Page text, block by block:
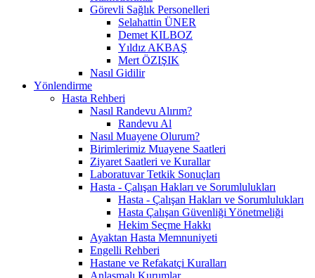
Görevli Sağlık Personelleri
Selahattin ÜNER
Demet KILBOZ
Yıldız AKBAŞ
Mert ÖZIŞIK
Nasıl Gidilir
Yönlendirme
Hasta Rehberi
Nasıl Randevu Alırım?
Randevu Al
Nasıl Muayene Olurum?
Birimlerimiz Muayene Saatleri
Ziyaret Saatleri ve Kurallar
Laboratuvar Tetkik Sonuçları
Hasta - Çalışan Hakları ve Sorumlulukları
Hasta - Çalışan Hakları ve Sorumlulukları
Hasta Çalışan Güvenliği Yönetmeliği
Hekim Seçme Hakkı
Ayaktan Hasta Memnuniyeti
Engelli Rehberi
Hastane ve Refakatçi Kuralları
Anlaşmalı Kurumlar